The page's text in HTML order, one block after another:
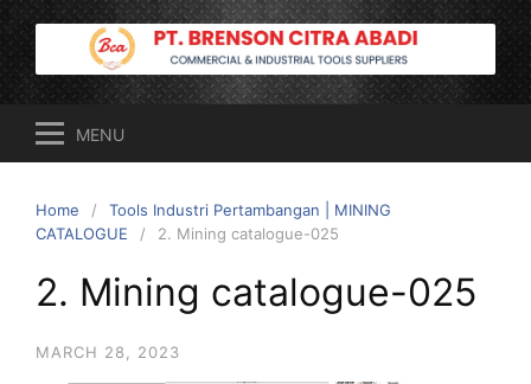
to
content
MENU
Home
Tools Industri Pertambangan | MINING
CATALOGUE
2. Mining catalogue-025
2. Mining catalogue-025
MARCH 28, 2023